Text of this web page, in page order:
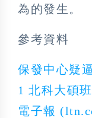
為的發生。
參考資料
保發中心疑
1 北科大碩
電子報